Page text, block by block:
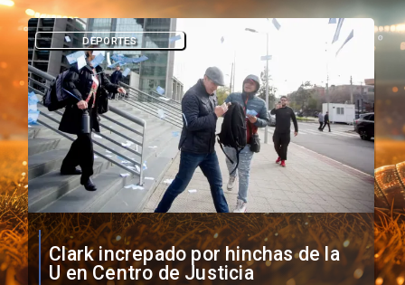
Vozinha firma contrato con Colo
Colo como nuevo arquero
DEPORTES